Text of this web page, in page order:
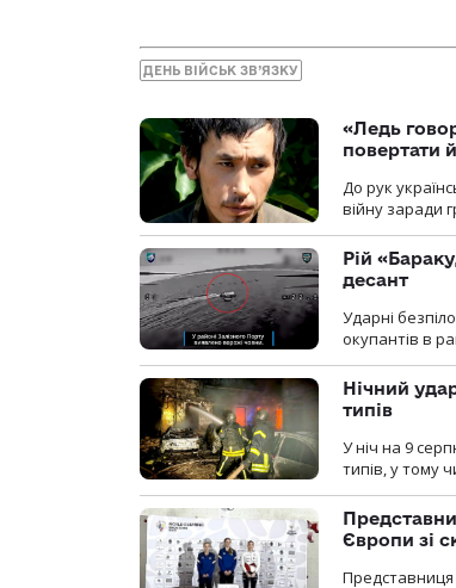
ДЕНЬ ВІЙСЬК ЗВ’ЯЗКУ
«Ледь
повертати
До рук
війну заради
Рій
десант
Ударні
окупантів в
Нічний
типів
У ніч на 9
типів, у тому
Європи зі